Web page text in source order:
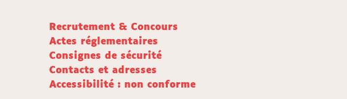
Recrutement & Concours
Actes réglementaires
Consignes de sécurité
Contacts et adresses
Accessibilité : non conforme